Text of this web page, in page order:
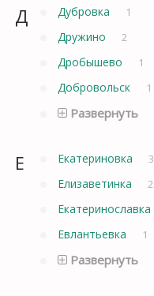
Д Дубровка 1
Дружино 2
Дробышево 1
Добровольск 1
Развернуть
Е Екатериновка 3
Елизаветинка 2
Екатеринославка
Евлантьевка 1
Развернуть